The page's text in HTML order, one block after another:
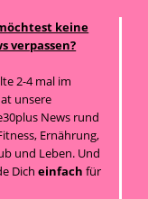
keine
verpassen?
2-4 mal im
unsere
News rund
Ernährung,
und Leben. Und
Dicheinfach für